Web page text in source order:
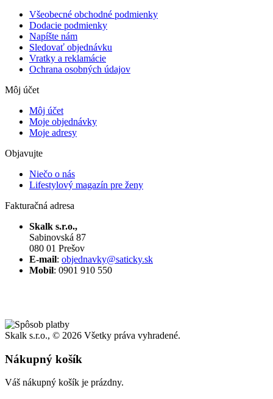
Všeobecné obchodné podmienky
Dodacie podmienky
Napíšte nám
Sledovať objednávku
Vratky a reklamácie
Ochrana osobných údajov
Môj účet
Môj účet
Moje objednávky
Moje adresy
Objavujte
Niečo o nás
Lifestylový magazín pre ženy
Fakturačná adresa
Skalk s.r.o.,
Sabinovská 87
080 01 Prešov
E-mail: objednavky@saticky.sk
Mobil: 0901 910 550
Skalk s.r.o., © 2026 Všetky práva vyhradené.
Nákupný košík
Váš nákupný košík je prázdny.